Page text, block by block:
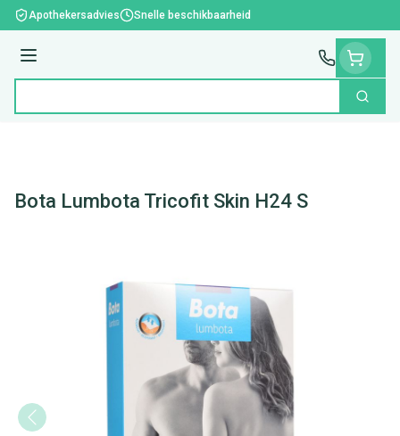
Ga naar de inhoud
Apothekersadvies Snelle beschikbaarheid
Menu
Zoek
Bota Lumbota Tricofit Skin H24 S